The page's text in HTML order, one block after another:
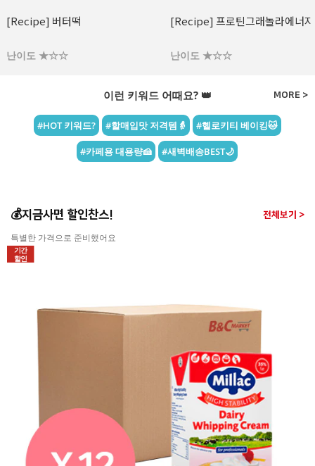
[Recipe] 프로틴그래놀라에너지바
난이도 ★☆☆
[Recipe] 파로 플레이크 땅콩 &
라즈베리 초콜릿
난이도 ★☆☆
이런 키워드 어때요? 👑 MORE >
#HOT 키워드? #할매입맛 저격템👵 #헬로키티 베이킹🐱
#카페용 대용량🍰 #새벽배송BEST🌙
💰지금사면 할인찬스! 전체보기 >
특별한 가격으로 준비했어요
기간
할인